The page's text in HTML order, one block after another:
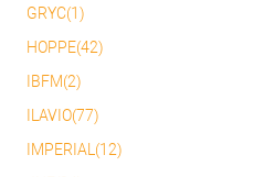
GRYC(1)
HOPPE(42)
IBFM(2)
ILAVIO(77)
IMPERIAL(12)